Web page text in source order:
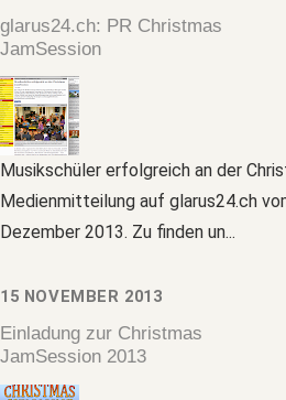
glarus24.ch: PR Christmas
JamSession
Musikschüler erfolgreich an der
Medienmitteilung auf glarus24.ch
Dezember 2013. Zu finden un...
15 NOVEMBER 2013
Einladung zur Christmas
JamSession 2013